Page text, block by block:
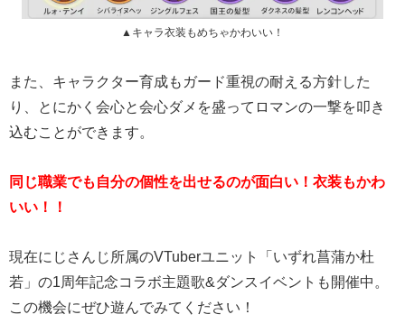
▲キャラ衣装もめちゃかわいい！
また、キャラクター育成もガード重視の耐える方針した
り、とにかく会心と会心ダメを盛ってロマンの一撃を叩き
込むことができます。
同じ職業でも自分の個性を出せるのが面白い！衣装もかわ
いい！！
現在にじさんじ所属のVTuberユニット「いずれ菖蒲か杜
若」の1周年記念コラボ主題歌&ダンスイベントも開催中。
この機会にぜひ遊んでみてください！